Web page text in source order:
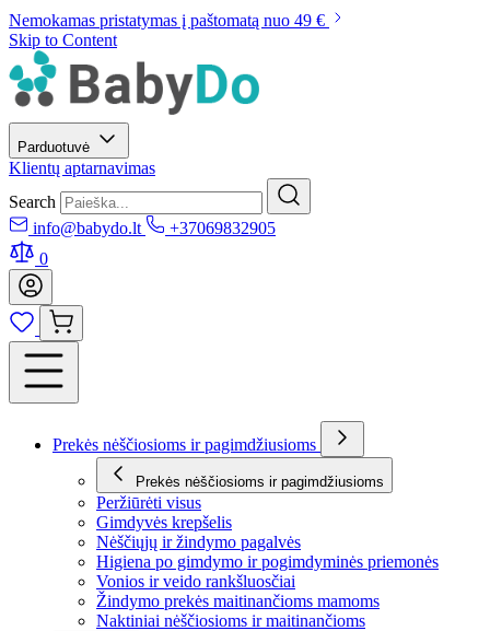
Nemokamas pristatymas į paštomatą nuo 49 €
Skip to Content
Parduotuvė
Klientų aptarnavimas
Search
info@babydo.lt
+37069832905
0
Prekės nėščiosioms ir pagimdžiusioms
Prekės nėščiosioms ir pagimdžiusioms
Peržiūrėti visus
Gimdyvės krepšelis
Nėščiųjų ir žindymo pagalvės
Higiena po gimdymo ir pogimdyminės priemonės
Vonios ir veido rankšluosčiai
Žindymo prekės maitinančioms mamoms
Naktiniai nėščiosioms ir maitinančioms